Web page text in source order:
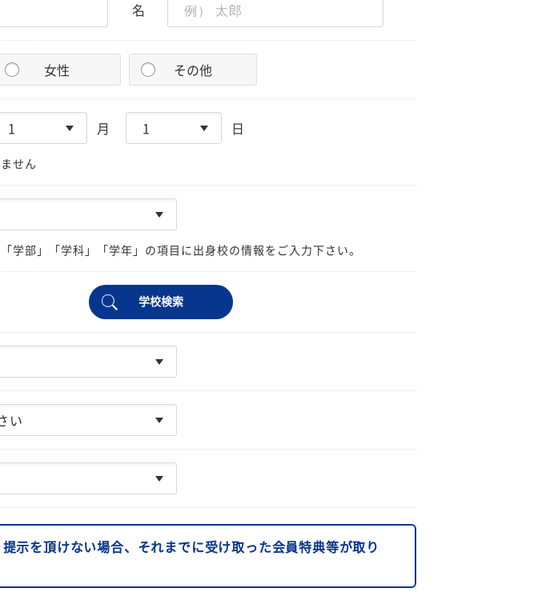
名
女性 その他
月 日
せん
学部」「学科」「学年」の項目に出身校の情報をご入力下さい。
学校検索
示を頂けない場合、それまでに受け取った会員特典等が取り